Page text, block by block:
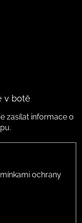
v botě
zasílat informace o
ochrany